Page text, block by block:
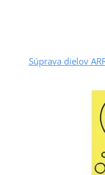
Súprava dielov